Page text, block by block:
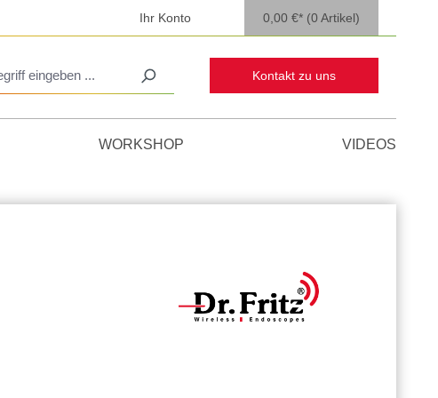
Ihr Konto 0,00 €* (0 Artikel)
Kontakt zu uns
WORKSHOP VIDEOS